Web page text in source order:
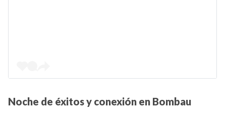
Noche de éxitos y conexión en Bombau